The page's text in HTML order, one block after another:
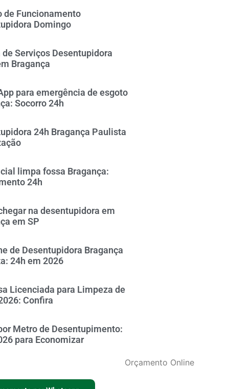
de Funcionamento
Domingo
de Serviços Desentupidora
Bragança
para emergência de esgoto
Socorro 24h
24h Bragança Paulista
limpa fossa Bragança:
24h
na desentupidora em
em SP
de Desentupidora Bragança
24h em 2026
Licenciada para Limpeza de
Confira
Metro de Desentupimento:
para Economizar